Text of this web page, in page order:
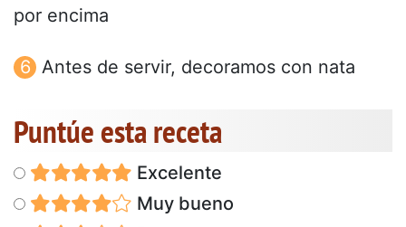
por encima
Antes de servir, decoramos con nata
Puntúe esta receta
Excelente
Muy bueno